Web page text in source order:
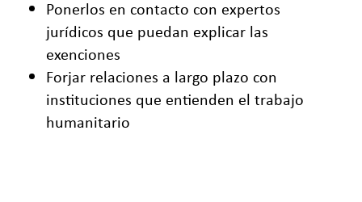
Ponerlos en contacto con expertos
jurídicos que puedan explicar las
exenciones
Forjar relaciones a largo plazo con
instituciones que entienden el trabajo
humanitario